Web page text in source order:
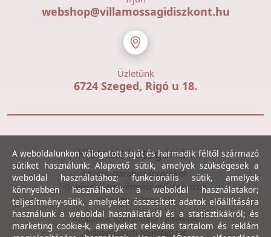
webshop@villamossagidiszkont.hu
Üzletünk
6724 Szeged, Rigó u 18.
Kiemelt kategóriák
Utolsó darabos termékek
Gewiss szerelvényezhető dobozok
Csövek, csatornák
Általános Szerződési Feltételek
Adatvédelmi Nyilatkozat
A weboldalunkon válogatott saját és harmadik féltől származó
sütiket használunk: Alapvető sütik, amelyek szükségesek a
weboldal használatához; funkcionális sütik, amelyek
könnyebben használhatók a weboldal használatakor;
teljesítmény-sütik, amelyeket összesített adatok előállítására
használunk a weboldal használatáról és a statisztikákról; és
marketing cookie-k, amelyeket releváns tartalom és reklám